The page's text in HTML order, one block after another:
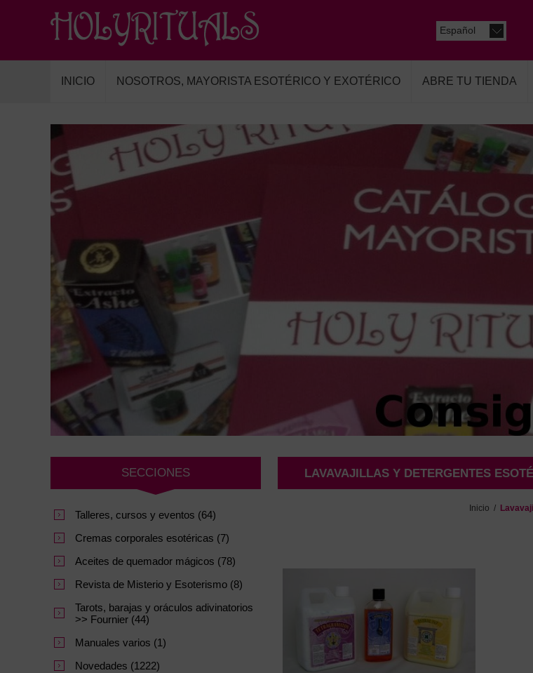
Español
INICIO NOSOTROS, MAYORISTA ESOTÉRICO Y EXOTÉRICO ABRE TU TIENDA
LAVAVAJILLAS Y DETERGENTES
Inicio /
SECCIONES
Talleres, cursos y eventos (64)
Cremas corporales esotéricas (7)
Aceites de quemador mágicos (78)
Revista de Misterio y Esoterismo (8)
Tarots, barajas y oráculos adivinatorios
>> Fournier (44)
Manuales varios (1)
Novedades (1222)